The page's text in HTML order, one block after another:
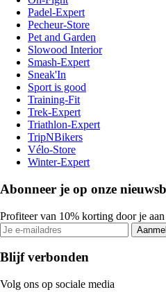
Padel-Expert
Pecheur-Store
Pet and Garden
Slowood Interior
Smash-Expert
Sneak'In
Sport is good
Training-Fit
Trek-Expert
Triathlon-Expert
TripNBikers
Vélo-Store
Winter-Expert
Abonneer je op onze
Profiteer van 10% korting door je
Blijf verbonden
Volg ons op sociale media